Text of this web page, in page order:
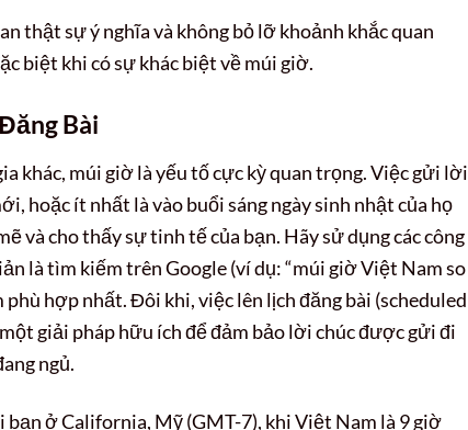
thật sự ý nghĩa và không bỏ lỡ khoảnh khắc quan
biệt khi có sự khác biệt về múi giờ.
Bài
khác, múi giờ là yếu tố cực kỳ quan trọng. Việc gửi lời
hoặc ít nhất là vào buổi sáng ngày sinh nhật của họ
và cho thấy sự tinh tế của bạn. Hãy sử dụng các công
là tìm kiếm trên Google (ví dụ: “múi giờ Việt Nam so
hợp nhất. Đôi khi, việc lên lịch đăng bài (scheduled
giải pháp hữu ích để đảm bảo lời chúc được gửi đi
ngủ.
ở California, Mỹ (GMT-7), khi Việt Nam là 9 giờ